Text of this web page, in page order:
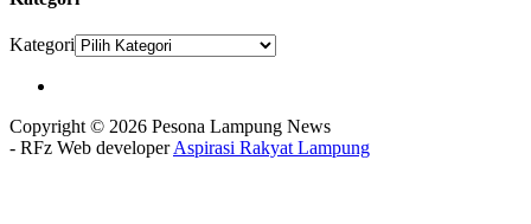
Kategori
Copyright © 2026 Pesona Lampung News
- RFz Web developerAspirasi Rakyat Lampung